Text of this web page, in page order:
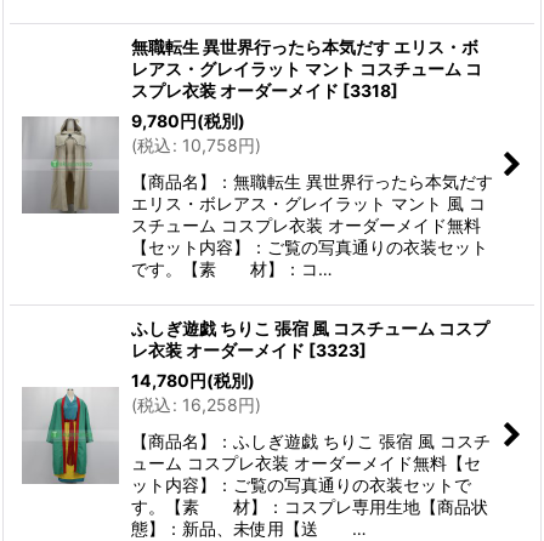
無職転生 異世界行ったら本気だす エリス・ボ
レアス・グレイラット マント コスチューム コ
スプレ衣装 オーダーメイド [3318]
9,780円(税別)
(税込: 10,758円)
【商品名】：無職転生 異世界行ったら本気だす
エリス・ボレアス・グレイラット マント 風 コ
スチューム コスプレ衣装 オーダーメイド無料
【セット内容】：ご覧の写真通りの衣装セット
です。【素 材】：コ…
ふしぎ遊戯 ちりこ 張宿 風 コスチューム コスプ
レ衣装 オーダーメイド [3323]
14,780円(税別)
(税込: 16,258円)
【商品名】：ふしぎ遊戯 ちりこ 張宿 風 コスチ
ューム コスプレ衣装 オーダーメイド無料【セ
ット内容】：ご覧の写真通りの衣装セットで
す。【素 材】：コスプレ専用生地【商品状
態】：新品、未使用【送 …